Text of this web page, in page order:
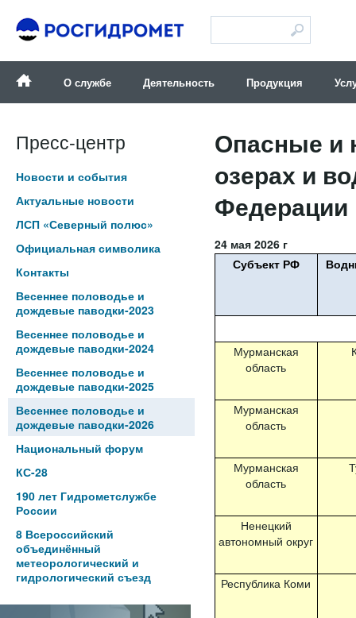
О службе Деятельность Продукция
Пресс-центр
Новости и события
Актуальные новости
ЛСП «Северный полюс»
Официальная символика
Контакты
Весеннее половодье и
дождевые паводки-2023
Весеннее половодье и
дождевые паводки-2024
Весеннее половодье и
дождевые паводки-2025
Весеннее половодье и
дождевые паводки-2026
Национальный форум
КС-28
190 лет Гидрометслужбе
России
8 Всероссийский
объединённый
метеорологический и
гидрологический съезд
Опасные и
озерах и
Федерации
24 мая 2026 г
Субъект РФ
Мурманская
область
Мурманская
область
Мурманская
область
Ненецкий
автономный округ
Республика Коми